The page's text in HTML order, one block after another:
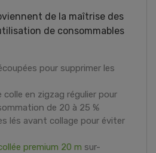
de la maîtrise des
de consommables
pour supprimer les
colle en zigzag régulier pour
de 20 à 25 %
lés avant collage pour éviter
premium 20 m sur-